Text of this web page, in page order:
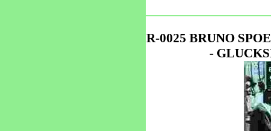
R-0025 BRUNO
-